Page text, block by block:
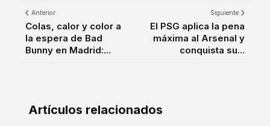
Anterior
Colas, calor y color a
la espera de Bad
Bunny en Madrid:...
Siguiente
El PSG aplica la pena
máxima al Arsenal y
conquista su...
Artículos relacionados